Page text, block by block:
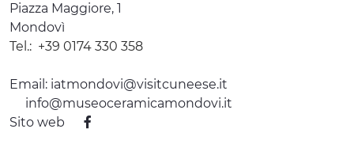
Piazza Maggiore, 1
Mondovì
Tel.: +39 0174 330 358
Email: iatmondovi@visitcuneese.it
info@museoceramicamondovi.it
Sito web